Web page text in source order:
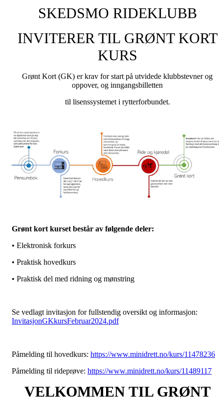
SKEDSMO RIDEKLUBB
INVITERER TIL GRØNT KORT
KURS
Grønt Kort (GK) er krav for start på utvidede klubbstevner og
oppover, og inngangsbilletten
til lisenssystemet i rytterforbundet.
Grønt kort kurset består av følgende deler:
• Elektronisk forkurs
• Praktisk hovedkurs
• Praktisk del med ridning og mønstring
Se vedlagt invitasjon for fullstendig oversikt og informasjon:
InvitasjonGKkursFebruar2024.pdf
Påmelding til hovedkurs: https://www.minidrett.no/kurs/11478236
Påmelding til rideprøve: https://www.minidrett.no/kurs/11489117
VELKOMMEN TIL GRØNT